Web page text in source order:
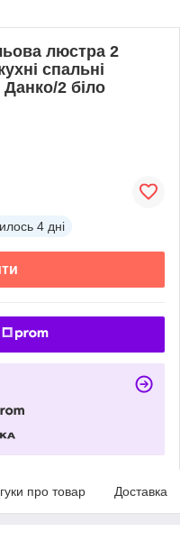
люстра 2
спальні
Данко/2 біло
4 дні
про товар Доставка